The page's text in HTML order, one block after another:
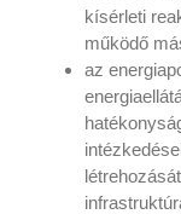
kísérleti
működő
az